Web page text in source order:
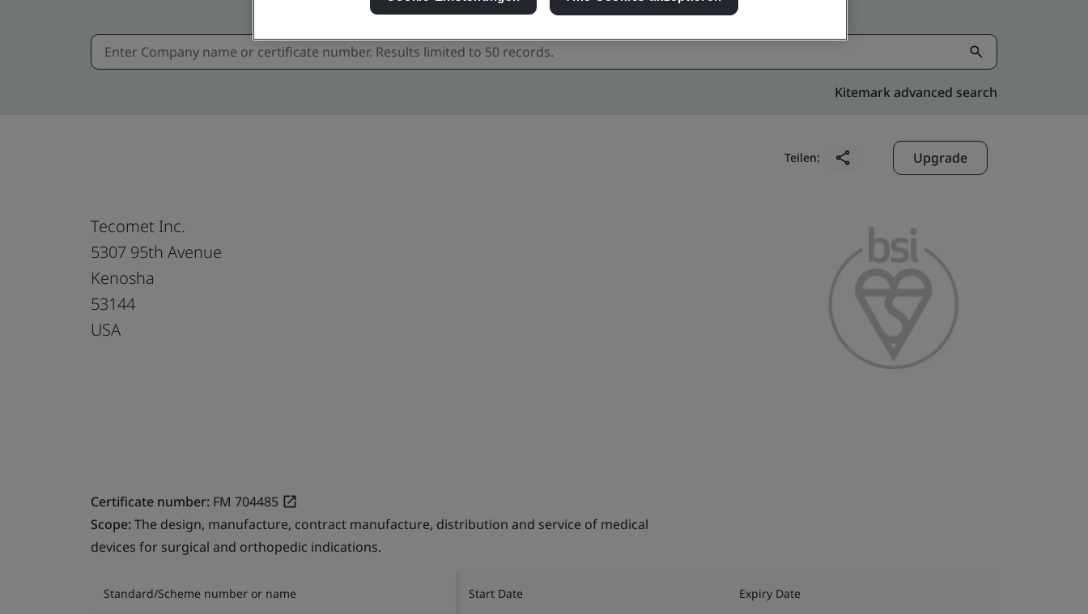
Kitemark advanced search
Teilen: Upgrade
Tecomet Inc.
5307 95th Avenue
Kenosha
53144
USA
Certificate number: FM 704485
Scope:The design, manufacture, contract manufacture, distribution and service of medical
devices for surgical and orthopedic indications.
Standard/Scheme number or name Start Date Expiry Date